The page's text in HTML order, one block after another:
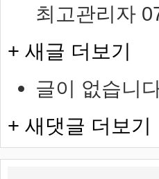
최고관리자
+ 새글 더보기
글이 없습니
+ 새댓글 더보기